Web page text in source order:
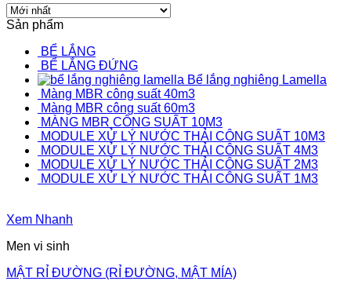
Sản phẩm
BỂ LẮNG
BỂ LẮNG ĐỨNG
Bể lắng nghiêng Lamella
Màng MBR công suất 40m3
Màng MBR công suất 60m3
MÀNG MBR CÔNG SUẤT 10M3
MODULE XỬ LÝ NƯỚC THẢI CÔNG SUẤT 10M3
MODULE XỬ LÝ NƯỚC THẢI CÔNG SUẤT 4M3
MODULE XỬ LÝ NƯỚC THẢI CÔNG SUẤT 2M3
MODULE XỬ LÝ NƯỚC THẢI CÔNG SUẤT 1M3
Xem Nhanh
Men vi sinh
MẬT RỈ ĐƯỜNG (RỈ ĐƯỜNG, MẬT MÍA)